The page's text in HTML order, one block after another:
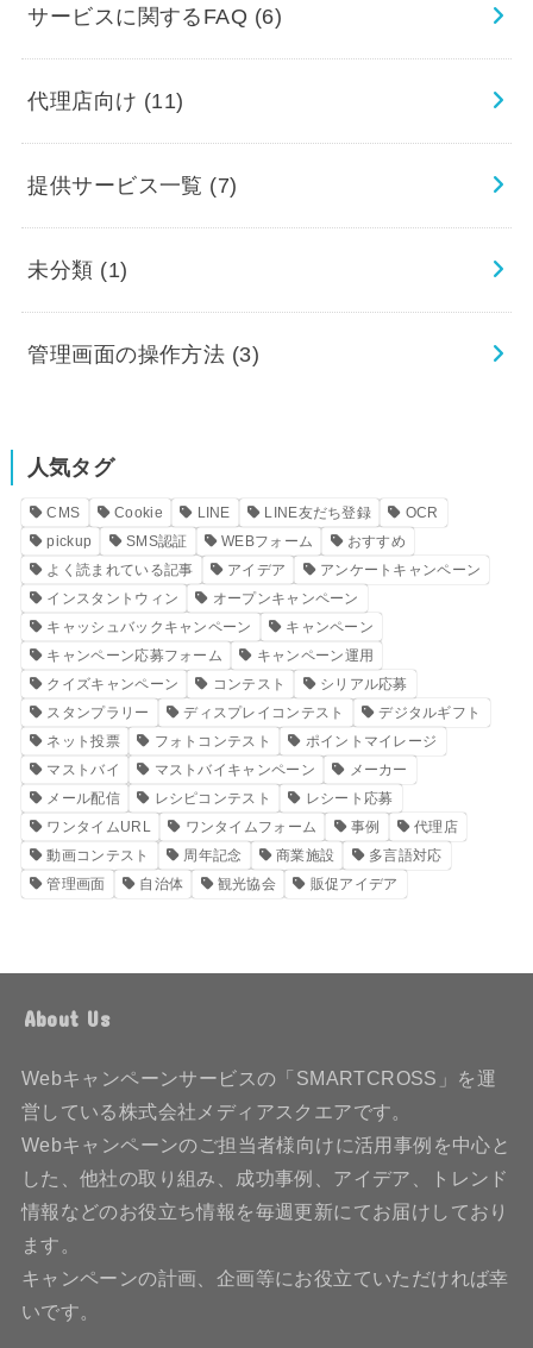
サービスに関するFAQ (6)
代理店向け (11)
提供サービス一覧 (7)
未分類 (1)
管理画面の操作方法 (3)
人気タグ
CMS Cookie LINE LINE友だち登録
OCR
pickup
SMS認証 WEBフォーム
おすすめ
よく読まれている記事
アイデア
アンケートキャンペーン
インスタントウィン
オープンキャンペーン
キャッシュバックキャンペーン
キャンペーン
キャンペーン応募フォーム
キャンペーン運用
クイズキャンペーン
コンテスト
シリアル応募
スタンプラリー
ディスプレイコンテスト
デジタルギフト
ネット投票
フォトコンテスト
ポイントマイレージ
マストバイ
マストバイキャンペーン
メーカー
メール配信
レシピコンテスト
レシート応募
ワンタイムURL
ワンタイムフォーム 事例
代理店
動画コンテスト
周年記念 商業施設
多言語対応
管理画面
自治体 観光協会 販促アイデア
About Us
Webキャンペーンサービスの「SMARTCROSS」を運
営している株式会社メディアスクエアです。
Webキャンペーンのご担当者様向けに活用事例を中心と
した、他社の取り組み、成功事例、アイデア、トレンド
情報などのお役立ち情報を毎週更新にてお届けしており
ます。
キャンペーンの計画、企画等にお役立ていただければ幸
いです。